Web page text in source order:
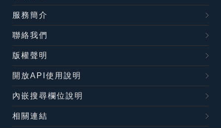
服務簡介
聯絡我們
版權聲明
開放API使用說明
內嵌搜尋欄位說明
相關連結